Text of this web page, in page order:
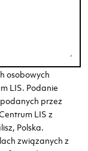
osobowych
LIS. Podanie
przez
LIS z
Polska.
związanych z